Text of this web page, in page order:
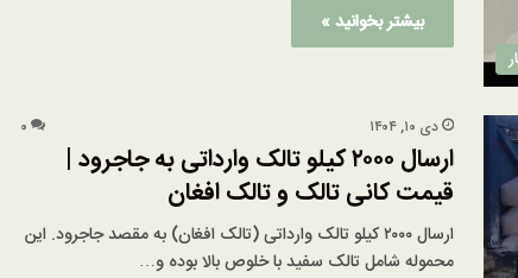
بیشتر بخوانید »
دی ۱۰, ۱۴۰۴ ۰
ارسال ۲۰۰۰ کیلو تالک وارداتی به جاجرود |
قیمت کانی تالک و تالک افغان
ارسال ۲۰۰۰ کیلو تالک وارداتی (تالک افغان) به مقصد جاجرود. این
محموله شامل تالک سفید با خلوص بالا بوده و…